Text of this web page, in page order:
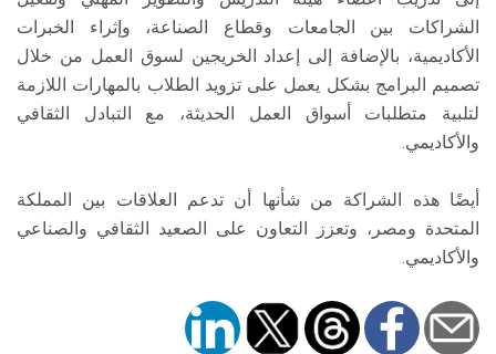
الشراكات بين الجامعات وقطاع الصناعة، وإثراء الخبرات
الأكاديمية، بالإضافة إلى إعداد الخريجين لسوق العمل من خلال
تصميم البرامج بشكل يعمل على تزويد الطلاب بالمهارات اللازمة
لتلبية متطلبات أسواق العمل الحديثة، مع التبادل الثقافي
والأكاديمي.
أيضًا هذه الشراكة من شأنها أن تدعم العلاقات بين المملكة
المتحدة ومصر، وتعزز التعاون على الصعيد الثقافي والصناعي
والأكاديمي.